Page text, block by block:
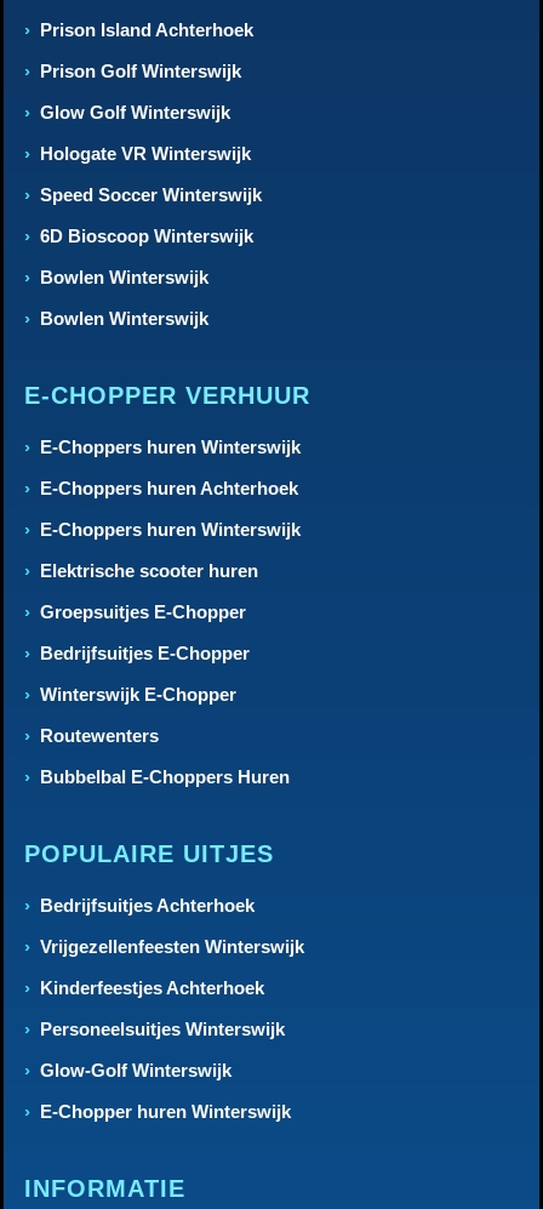
Prison Island Achterhoek
Prison Golf Winterswijk
Glow Golf Winterswijk
Hologate VR Winterswijk
Speed Soccer Winterswijk
6D Bioscoop Winterswijk
Bowlen Winterswijk
Bowlen Winterswijk
E-CHOPPER VERHUUR
E-Choppers huren Winterswijk
E-Choppers huren Achterhoek
E-Choppers huren Winterswijk
Elektrische scooter huren
Groepsuitjes E-Chopper
Bedrijfsuitjes E-Chopper
Winterswijk E-Chopper
Routewenters
Bubbelbal E-Choppers Huren
POPULAIRE UITJES
Bedrijfsuitjes Achterhoek
Vrijgezellenfeesten Winterswijk
Kinderfeestjes Achterhoek
Personeelsuitjes Winterswijk
Glow-Golf Winterswijk
E-Chopper huren Winterswijk
INFORMATIE